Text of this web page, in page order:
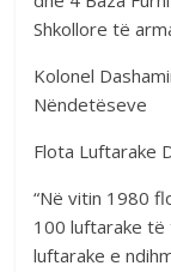
Shkollore të
Kolonel
Nëndetëseve
Flota Luftarake
“Në vitin 1980
100 luftarake të
luftarake e